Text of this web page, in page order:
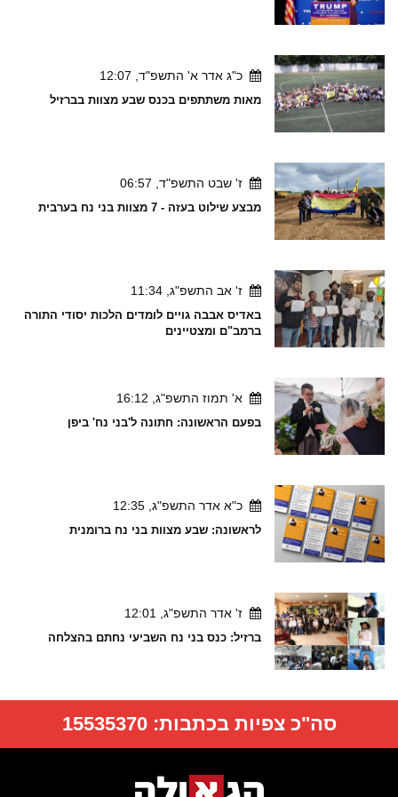
כ"ג אדר א' התשפ"ד, 12:07
מאות משתתפים בכנס שבע מצוות בברזיל
ז' שבט התשפ"ד, 06:57
מבצע שילוט בעזה - 7 מצוות בני נח בערבית
ז' אב התשפ"ג, 11:34
באדיס אבבה גויים לומדים הלכות יסודי התורה
ברמב"ם ומצטיינים
א' תמוז התשפ"ג, 16:12
בפעם הראשונה: חתונה ל'בני נח' ביפן
כ"א אדר התשפ"ג, 12:35
לראשונה: שבע מצוות בני נח ברומנית
ז' אדר התשפ"ג, 12:01
ברזיל: כנס בני נח השביעי נחתם בהצלחה
סה"כ צפיות בכתבות:15535370